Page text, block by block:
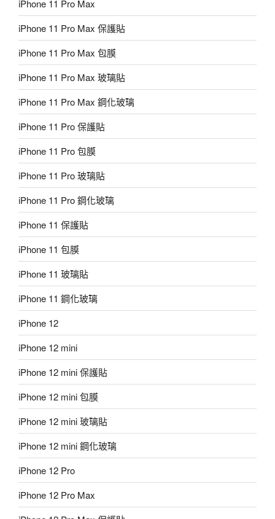
iPhone 11 Pro Max
iPhone 11 Pro Max 保護貼
iPhone 11 Pro Max 包膜
iPhone 11 Pro Max 玻璃貼
iPhone 11 Pro Max 鋼化玻璃
iPhone 11 Pro 保護貼
iPhone 11 Pro 包膜
iPhone 11 Pro 玻璃貼
iPhone 11 Pro 鋼化玻璃
iPhone 11 保護貼
iPhone 11 包膜
iPhone 11 玻璃貼
iPhone 11 鋼化玻璃
iPhone 12
iPhone 12 mini
iPhone 12 mini 保護貼
iPhone 12 mini 包膜
iPhone 12 mini 玻璃貼
iPhone 12 mini 鋼化玻璃
iPhone 12 Pro
iPhone 12 Pro Max